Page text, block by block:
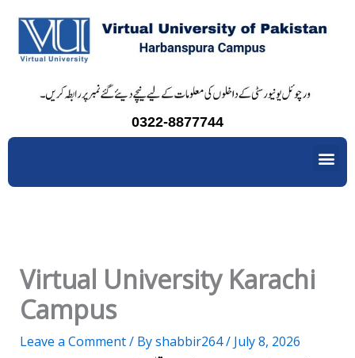
content
0322-8877744
Virtual University Karachi
Campus
Leave a Comment/ Byshabbir264/ July 8, 2026